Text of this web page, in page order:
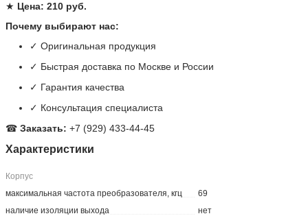
★ Цена: 210 руб.
Почему выбирают нас:
✓ Оригинальная продукция
✓ Быстрая доставка по Москве и России
✓ Гарантия качества
✓ Консультация специалиста
☎Заказать: +7 (929) 433-44-45
Характеристики
Корпус
максимальная частота преобразователя, кгц
69
наличие изоляции выхода
нет